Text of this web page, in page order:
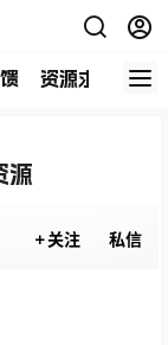
资源求助 商
源
关注 私信